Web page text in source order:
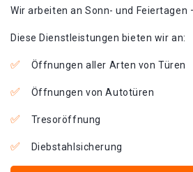
Wir arbeiten an Sonn- und Feiertagen
Diese Dienstleistungen bieten wir an:
Öffnungen aller Arten von Türen
Öffnungen von Autotüren
Tresoröffnung
Diebstahlsicherung